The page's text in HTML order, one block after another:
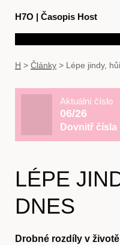
H7O | Časopis Host
H > Články > Lépe jindy,
Aktuální číslo
06/26
Dovnitř čísla
LÉPE
DNES
Drobné rozdíly v